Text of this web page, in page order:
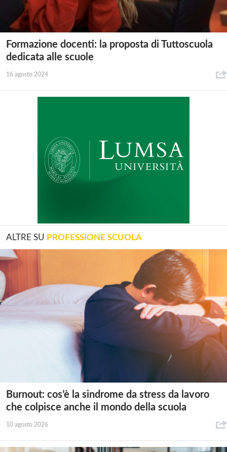
Formazione docenti: la proposta di Tuttoscuola
dedicata alle scuole
16 agosto 2024
ALTRE SU PROFESSIONE SCUOLA
Burnout: cos’è la sindrome da stress da lavoro
che colpisce anche il mondo della scuola
10 agosto 2026